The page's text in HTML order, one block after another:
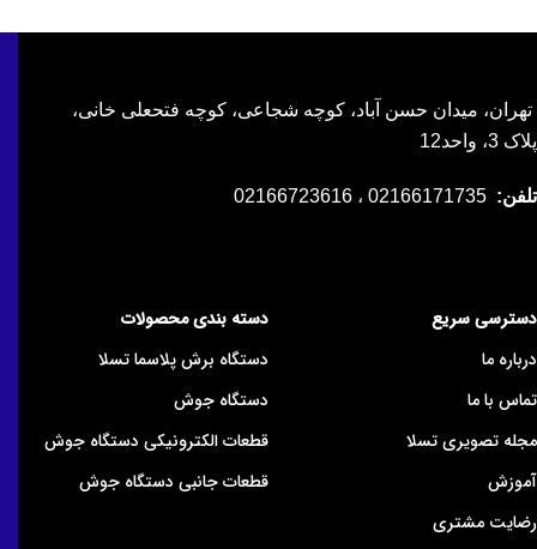
تهران، میدان حسن آباد، کوچه شجاعی، کوچه فتحعلی خانی،
پلاک 3، واحد12
تلفن:
دسترسی سریع
درباره ما
تماس با ما
مجله تصویری تسلا
آموزش
رضایت مشتری
دسته بندی محصولات
دستگاه برش پلاسما تسلا
دستگاه جوش
قطعات الکترونیکی دستگاه جوش
قطعات جانبی دستگاه جوش